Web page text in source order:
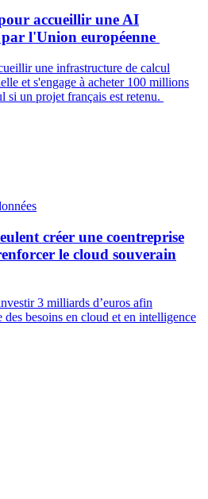
accueillir une AI
l'Union européenne
une infrastructure de calcul
et s'engage à acheter 100 millions
si un projet français est retenu.
créer une coentreprise
le cloud souverain
3 milliards d’euros afin
des besoins en cloud et en intelligence